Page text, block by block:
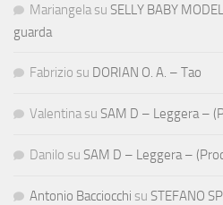
Mariangela su SELLY BABY
guarda
Fabrizio su DORIAN O. A. – Tao
Valentina su SAM D – Leggera –
Danilo su SAM D – Leggera –
Antonio Bacciocchi su STEFANO